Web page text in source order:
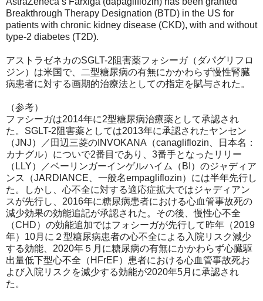
Breakthrough Therapy Designation (BTD) in the US for
patients with chronic kidney disease (CKD), with and without
type-2 diabetes (T2D).
アストラゼネカのSGLT-2阻害薬フォシーガ（ダパグリフロ
ジン）は米国で、二型糖尿病の有無にかかわらず慢性腎臓
病患者に対する画期的治療法としての指定を賦与された。
（参考）
ファシーガは2014年に2型糖尿病治療薬として承認され
た。SGLT-2阻害薬としては2013年に承認されたヤンセン
（JNJ）／田辺三菱のINVOKANA（canagliflozin、日本名：
カナグル）についで2番目であり、3番手となったリリー
（LLY）／ベーリンガーインゲルハイム（BI）のジャディア
ンス（JARDIANCE、一般名empagliflozin）には半年先行し
た。しかし、心不全に対する適応症拡大ではジャディアン
スが先行し、2016年に糖尿病患者における心血管事故死の
減少効果の効能追記が承認された。その後、慢性心不全
（CHD）の効能追加ではフォシーガが先行して昨年（2019
年）10月に２型糖尿病患者の心不全による入院リスク減少
する効能、2020年５月に糖尿病の有無にかかわらず心臓駆
出量低下型心不全（HFrEF）患者における心血管事故死お
よび入院リスクを減少する効能が2020年5月に承認され
た。